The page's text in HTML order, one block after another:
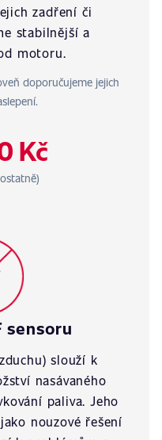
zadření či
stabilnější a
motoru.
doporučujeme jejich
Kč
sensoru
slouží k
nasávaného
paliva. Jeho
nouzové řešení